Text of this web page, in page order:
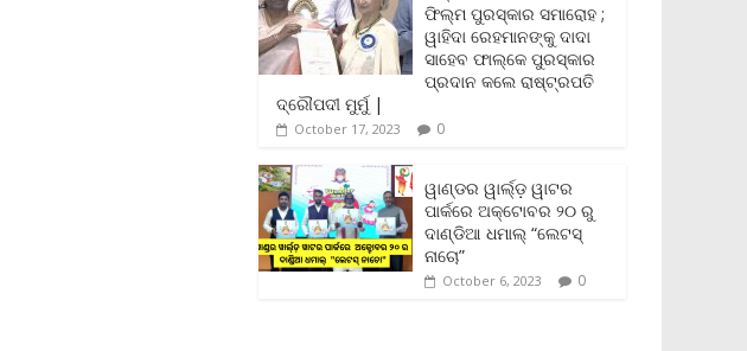
y
ଫିଲ୍ମ ପୁରସ୍କାର ସମାରୋହ ;
ୱାହିଦା ରେହମାନଙ୍କୁ ଦାଦା
ସାହେବ ଫାଲ୍‌କେ ପୁରସ୍କାର
ପ୍ରଦାନ କଲେ ରାଷ୍ଟ୍ରପତି
ଦ୍ରୌପଦୀ ମୁର୍ମୁ |
October 17, 2023 0
ୱାଣ୍ଡର ୱାର୍ଲ୍‌ଡ଼ ୱାଟର
ପାର୍କରେ ଅକ୍ଟୋବର ୨୦ ରୁ
ଦାଣ୍ଡିଆ ଧମାଲ୍ “ଲେଟସ୍
ନାଚୋ”
October 6, 2023 0